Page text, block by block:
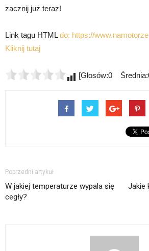
zacznij już teraz!
Link tagu HTMLdo: https://
Kliknij tutaj
[Głosów:0
Poprzedni artykuł
W jakiej temperaturze wypala się
cegły?
Jakie